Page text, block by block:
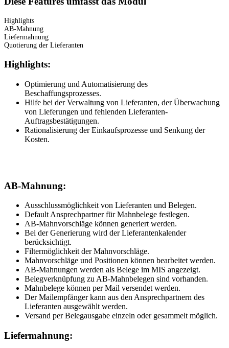
Highlights
AB-Mahnung
Liefermahnung
Quotierung der Lieferanten
Highlights:
Optimierung und Automatisierung des
Beschaffungsprozesses.
Hilfe bei der Verwaltung von Lieferanten, der Überwachung
von Lieferungen und fehlenden Lieferanten-
Auftragsbestätigungen.
Rationalisierung der Einkaufsprozesse und Senkung der
Kosten.
AB-Mahnung:
Ausschlussmöglichkeit von Lieferanten und Belegen.
Default Ansprechpartner für Mahnbelege festlegen.
AB-Mahnvorschläge können generiert werden.
Bei der Generierung wird der Lieferantenkalender
berücksichtigt.
Filtermöglichkeit der Mahnvorschläge.
Mahnvorschläge und Positionen können bearbeitet werden.
AB-Mahnungen werden als Belege im MIS angezeigt.
Belegverknüpfung zu AB-Mahnbelegen sind vorhanden.
Mahnbelege können per Mail versendet werden.
Der Mailempfänger kann aus den Ansprechpartnern des
Lieferanten ausgewählt werden.
Versand per Belegausgabe einzeln oder gesammelt möglich.
Liefermahnung: